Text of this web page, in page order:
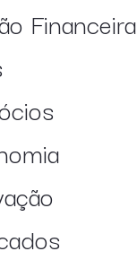
Financeira